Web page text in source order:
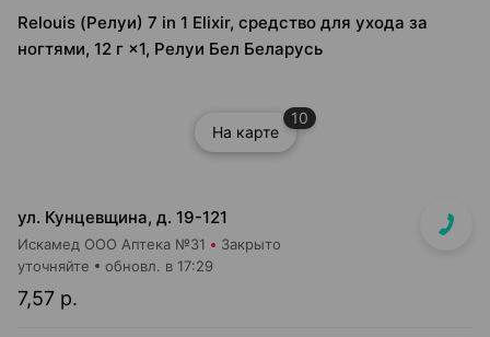
Relouis (Релуи) 7 in 1 Elixir, средство для ухода за
ногтями, 12 г ×1, Релуи Бел Беларусь
На карте
10
ул. Кунцевщина, д. 19-121
Искамед ООО Аптека №31 Закрыто
7,57 р.
уточняйте обновл. в 17:29